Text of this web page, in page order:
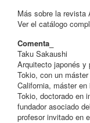
Más sobre la revista
Ver el catálogo
Comenta_
Taku Sakaushi
Arquitecto japonés y
Tokio, con un
California, máster
Tokio, doctorado en
fundador asociado
profesor invitado en